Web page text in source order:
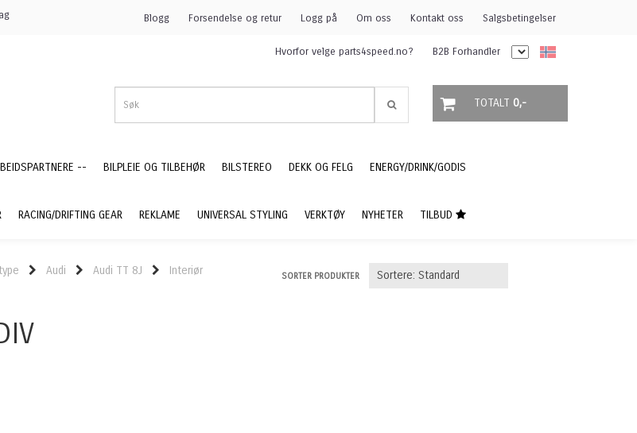
Blogg Forsendelse og retur Logg på Om oss Kontakt oss Salgsbetingelser
Hvorfor velge parts4speed.no? B2B Forhandler
TOTALT 0,-
-- BILPLEIE OG TILBEHØR BILSTEREO DEKK OG FELG ENERGY/DRINK/GODIS
RACING/DRIFTING GEAR REKLAME UNIVERSAL STYLING VERKTØY NYHETER TILBUD
Audi Audi TT 8J
Interiør
SORTER PRODUKTER